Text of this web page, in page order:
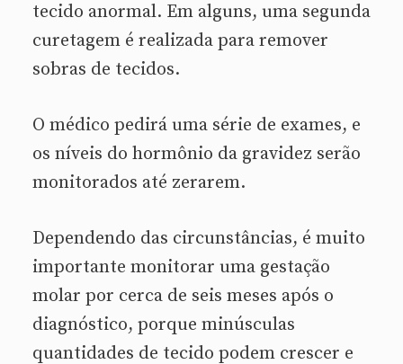
tecido anormal. Em alguns, uma segunda
curetagem é realizada para remover
sobras de tecidos.
O médico pedirá uma série de exames, e
os níveis do hormônio da gravidez serão
monitorados até zerarem.
Dependendo das circunstâncias, é muito
importante monitorar uma gestação
molar por cerca de seis meses após o
diagnóstico, porque minúsculas
quantidades de tecido podem crescer e